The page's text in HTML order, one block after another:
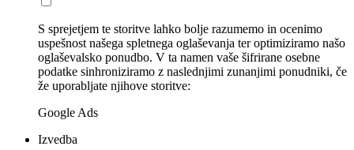
S sprejetjem te storitve lahko bolje razumemo in ocenimo
uspešnost našega spletnega oglaševanja ter optimiziramo našo
oglaševalsko ponudbo. V ta namen vaše šifrirane osebne
podatke sinhroniziramo z naslednjimi zunanjimi ponudniki, če
že uporabljate njihove storitve:
Google Ads
Izvedba